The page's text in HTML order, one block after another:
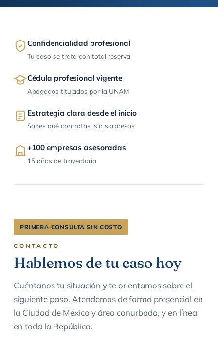
Confidencialidad profesional
Tu caso se trata con total reserva
Cédula profesional vigente
Abogados titulados por la UNAM
Estrategia clara desde el inicio
Sabes qué contratas, sin sorpresas
+100 empresas asesoradas
15 años de trayectoria
PRIMERA CONSULTA SIN COSTO
CONTACTO
Hablemos de tu caso hoy
Cuéntanos tu situación y te orientamos sobre el
siguiente paso. Atendemos de forma presencial en
la Ciudad de México y área conurbada, y en línea
en toda la República.